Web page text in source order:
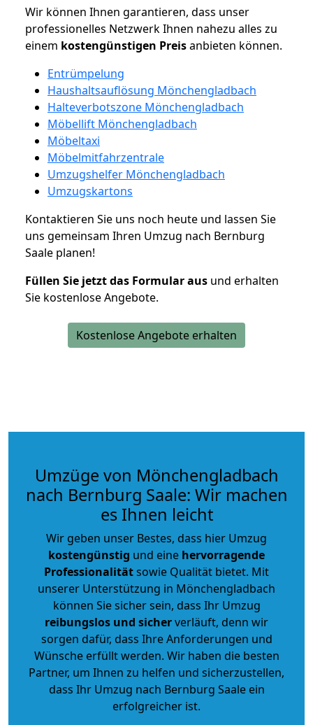
Wir können Ihnen garantieren, dass unser
professionelles Netzwerk Ihnen nahezu alles zu
einem kostengünstigen Preisanbieten können.
Entrümpelung
Haushaltsauflösung Mönchengladbach
Halteverbotszone Mönchengladbach
Möbellift Mönchengladbach
Möbeltaxi
Möbelmitfahrzentrale
Umzugshelfer Mönchengladbach
Umzugskartons
Kontaktieren Sie uns noch heute und lassen Sie
uns gemeinsam Ihren Umzug nach Bernburg
Saale planen!
Füllen Sie jetzt das Formular aus und erhalten
Sie kostenlose Angebote.
Kostenlose Angebote erhalten
Umzüge von Mönchengladbach
nach Bernburg Saale: Wir machen
es Ihnen leicht
Wir geben unser Bestes, dass hier Umzug
kostengünstig und eine hervorragende
Professionalitätsowie Qualität bietet. Mit
unserer Unterstützung in Mönchengladbach
können Sie sicher sein, dass Ihr Umzug
reibungslos und sicherverläuft, denn wir
sorgen dafür, dass Ihre Anforderungen und
Wünsche erfüllt werden. Wir haben die besten
Partner, um Ihnen zu helfen und sicherzustellen,
dass Ihr Umzug nach Bernburg Saale ein
erfolgreicher ist.